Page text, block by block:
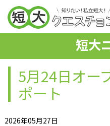
短大
5月24日オー
ポート
2026年05月27日